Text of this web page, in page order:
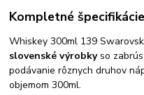
Kompletné špecifikácie
Whiskey 300ml 139
slovenské výrobkyso
podávanie rôznych druhov
objemom 300ml.